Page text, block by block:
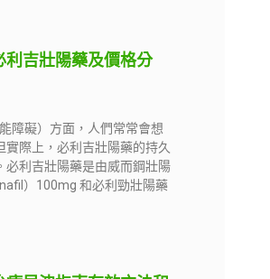
利吉壯陽藥及價格分
障礙）方面，人們常常會想
實際上，必利吉壯陽藥的持久
必利吉壯陽藥是由威而鋼壯陽
）100mg 和必利勁壯陽藥